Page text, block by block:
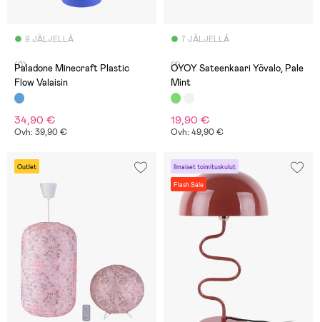
9 JÄLJELLÄ
(0)
Paladone Minecraft Plastic
Flow Valaisin
34,90 €
Ovh: 39,90 €
7 JÄLJELLÄ
(1)
OYOY Sateenkaari Yövalo, Pale
Mint
19,90 €
Ovh: 49,90 €
Outlet Ilmaiset toimituskulut
Flash Sale